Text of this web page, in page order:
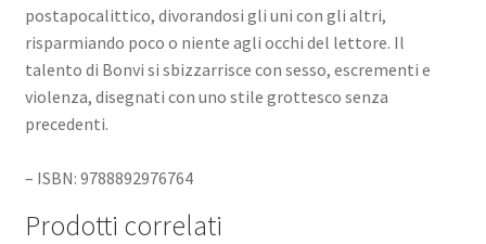
postapocalittico, divorandosi gli uni con gli altri,
risparmiando poco o niente agli occhi del lettore. Il
talento di Bonvi si sbizzarrisce con sesso, escrementi e
violenza, disegnati con uno stile grottesco senza
precedenti.
– ISBN: 9788892976764
Prodotti correlati